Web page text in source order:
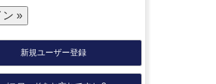
新規ユーザー登録